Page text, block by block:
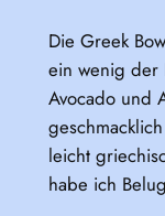
Die Greek
ein wenig der
Avocado und
leicht
habe ich